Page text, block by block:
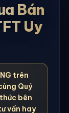
Bán
Uy
trên
Quý
bên
vấn hay